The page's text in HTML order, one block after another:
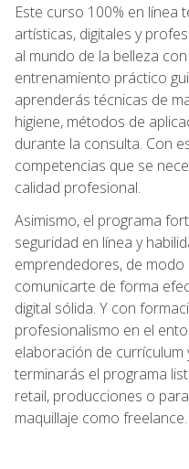
Este curso 100% en línea
artísticas, digitales y
al mundo de la belleza
entrenamiento práctico
aprenderás técnicas de
higiene, métodos de
durante la consulta. Con
competencias que se
calidad profesional.
Asimismo, el programa
seguridad en línea y
emprendedores, de
comunicarte de forma
digital sólida. Y con
profesionalismo en el
elaboración de
terminarás el programa
retail, producciones o
maquillaje como freelance.